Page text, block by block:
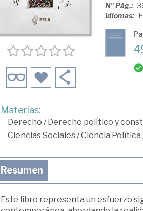
Nº Pág.:
Idiomas:
Materias:
Derecho / Derecho político y
Ciencias Sociales/Ciencia Política
Resumen
Este libro representa un esfuerzo